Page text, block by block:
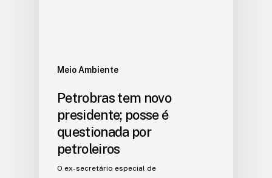
Meio Ambiente
Petrobras tem novo
presidente; posse é
questionada por
petroleiros
O ex-secretário especial de